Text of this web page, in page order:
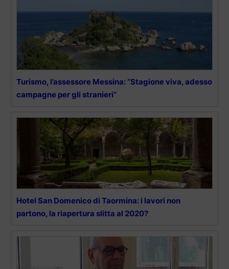
Turismo, l’assessore Messina: “Stagione viva, adesso
campagne per gli stranieri”
Hotel San Domenico di Taormina: i lavori non
partono, la riapertura slitta al 2020?